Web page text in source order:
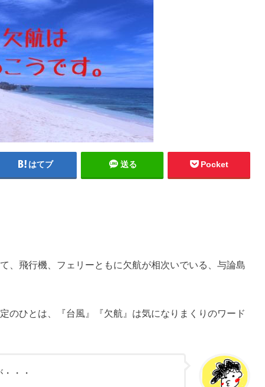
はてブ 送る Pocket
、飛行機、フェリーともに欠航が相次いでいる、与論島
のひとは、『台風』『欠航』は気になりまくりのワード
・・